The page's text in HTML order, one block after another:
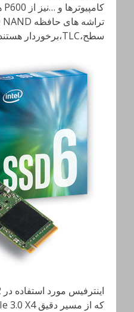
سطح،TLC،برخوردار هستند.